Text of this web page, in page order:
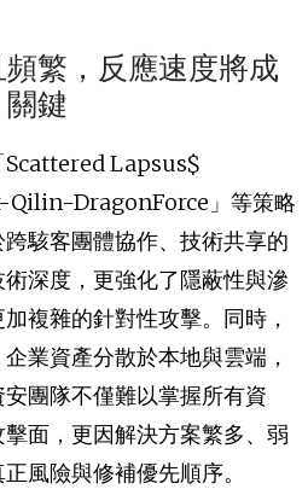
繁，反應速度將成
關鍵
Scattered Lapsus$
DragonForce」等策略
駭客團體協作、技術共享的
深度，更強化了隱蔽性與滲
複雜的針對性攻擊。同時，
業資產分散於本地與雲端，
團隊不僅難以掌握所有資
面，更因解決方案繁多、弱
風險與修補優先順序。